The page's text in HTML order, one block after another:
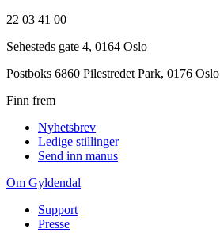
22 03 41 00
Sehesteds gate 4, 0164 Oslo
Postboks 6860 Pilestredet Park, 0176 Oslo
Finn frem
Nyhetsbrev
Ledige stillinger
Send inn manus
Om Gyldendal
Support
Presse